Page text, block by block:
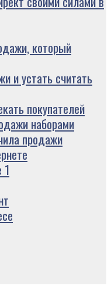
который
и устать считать
покупателей
наборами
продажи
1